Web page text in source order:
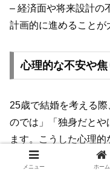
– 経済面や将来設計の
計画的に進めることが
心理的な不安や
25歳で結婚を考える
のでは」「独身だとや
ます。こうした心理
します。
メニュー ホーム